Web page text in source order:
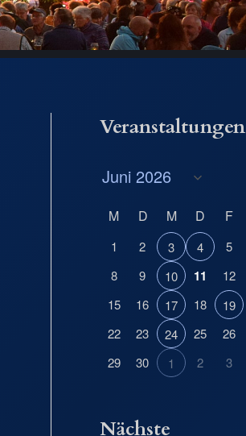
Veranstaltungen
M D M D F
1 2 3 4 5
8
9 10 11 12
15
16 17 18 19
22
23 24 25 26
29
30 1 2 3
Nächste